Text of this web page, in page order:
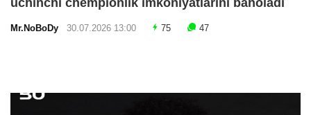
uchinchi chempionlik imkoniyatlarini baholadi
Mr.NoBoDy 30.07.2026 13:00 75 47